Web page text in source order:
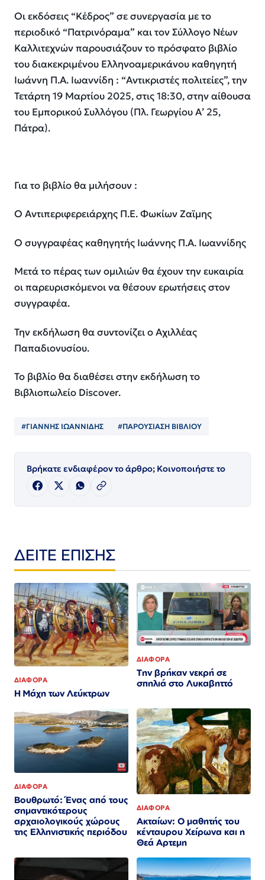
Οι εκδόσεις “Κέδρος” σε συνεργασία με το
περιοδικό “Πατρινόραμα” και τον Σύλλογο Νέων
Καλλιτεχνών παρουσιάζουν το πρόσφατο βιβλίο
του διακεκριμένου Ελληνοαμερικάνου καθηγητή
Ιωάννη Π.Α. Ιωαννίδη : “Αντικριστές πολιτείες”, την
Τετάρτη 19 Μαρτίου 2025, στις 18:30, στην αίθουσα
του Εμπορικού Συλλόγου (Πλ. Γεωργίου Α’ 25,
Πάτρα).
Για το βιβλίο θα μιλήσουν :
Ο Αντιπεριφερειάρχης Π.Ε. ΦωκίωνΖαϊμης
Ο συγγραφέας καθηγητής Ιωάννης Π.Α. Ιωαννίδης
Μετά το πέρας των ομιλιών θα έχουν την ευκαιρία
οι παρευρισκόμενοι να θέσουν ερωτήσεις στον
συγγραφέα.
Την εκδήλωση θα συντονίζει ο Αχιλλέας
Παπαδιονυσίου.
Το βιβλίο θα διαθέσει στην εκδήλωση το
Βιβλιοπωλείο Discover.
#ΓΙΑΝΝΗΣ ΙΩΑΝΝΙΔΗΣ #ΠΑΡΟΥΣΙΑΣΗ ΒΙΒΛΙΟΥ
Βρήκατε ενδιαφέρον το άρθρο; Κοινοποιήστε το
ΔΕΙΤΕ ΕΠΙΣΗΣ
ΔΙΑΦΟΡΑ
Η Μάχη των Λεύκτρων
ΔΙΑΦΟΡΑ
Την βρήκαν νεκρή σε
σπηλιά στο Λυκαβηττό
ΔΙΑΦΟΡΑ
Βουθρωτό: Ένας από τους
σημαντικότερους
αρχαιολογικούς χώρους
της Ελληνιστικής περιόδου
ΔΙΑΦΟΡΑ
Ακταίων: Ο μαθητής του
κένταυρου Χείρωνα και η
Θεά Αρτεμη